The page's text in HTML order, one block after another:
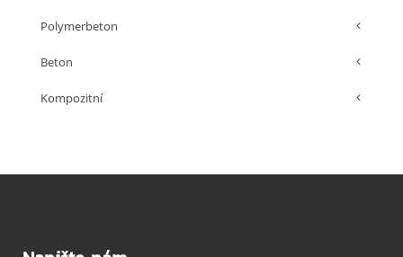
Polymerbeton
Beton
Kompozitní